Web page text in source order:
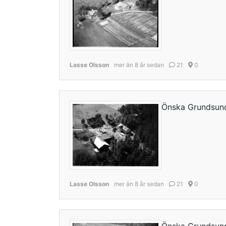
Lasse Olsson mer än 8 år sedan 21 0
Önska
Lasse Olsson mer än 8 år sedan 21 0